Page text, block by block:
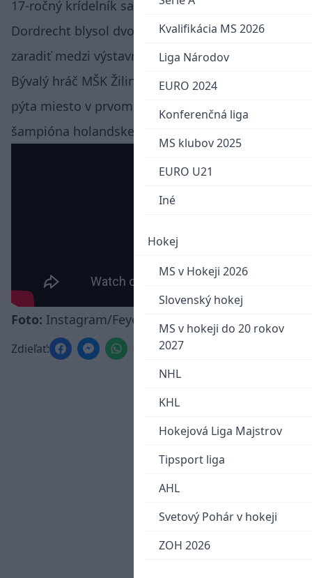
Kvalifikácia MS 2026
Liga Národov
EURO 2024
Konferenčná liga
MS klubov 2025
EURO U21
Iné
Hokej
MS v Hokeji 2026
Slovenský hokej
MS v hokeji do 20 rokov
2027
NHL
KHL
Hokejová Liga Majstrov
Tipsport liga
AHL
Svetový Pohár v hokeji
ZOH 2026
17-ročný krídelník sa pri triumfe 2:0 nad FC
Dordrecht blysol dvoma gólmi, ten prvý môžeme
zaradiť medzi výstavné.
Bývalý hráč MŠK Žilina si tak po letnej príprave
pýta miesto v prvom tíme úradujúceho
šampióna holandskej Eredivisie.
Foto: Instagram/Feyenoord Rotterdam
Zdieľať: